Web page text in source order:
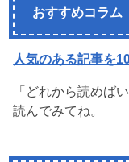
おすすめコラム
人気のある記事を
「どれから読めば
読んでみてね。